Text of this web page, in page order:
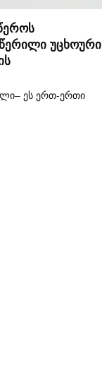
უცხოური
ეს ერთ-ერთი